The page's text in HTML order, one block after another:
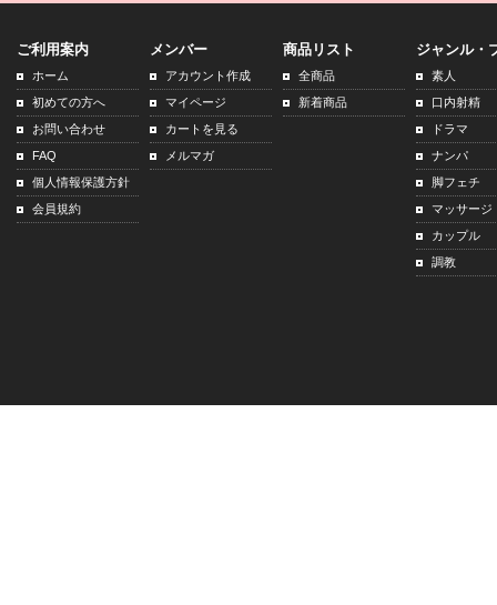
ご利用案内
ホーム
初めての方へ
お問い合わせ
FAQ
個人情報保護方針
会員規約
メンバー
アカウント作成
マイページ
カートを見る
メルマガ
商品リスト
全商品
新着商品
ジャンル・
素人
口内射精
ドラマ
ナンパ
脚フェチ
マッサージ
カップル
調教